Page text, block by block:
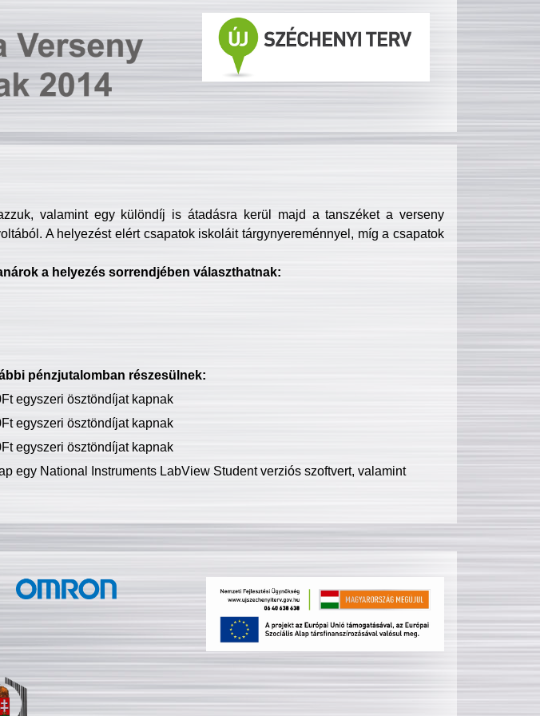
valamint egy különdíj is átadásra kerül majd a tanszéket a verseny
A helyezést elért csapatok iskoláit tárgynyereménnyel, míg a csapatok
a helyezés sorrendjében választhatnak:
pénzjutalomban részesülnek:
egyszeri ösztöndíjat kapnak
egyszeri ösztöndíjat kapnak
egyszeri ösztöndíjat kapnak
egy National Instruments LabView Student verziós szoftvert, valamint